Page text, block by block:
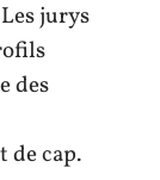
jurys
des
de cap.